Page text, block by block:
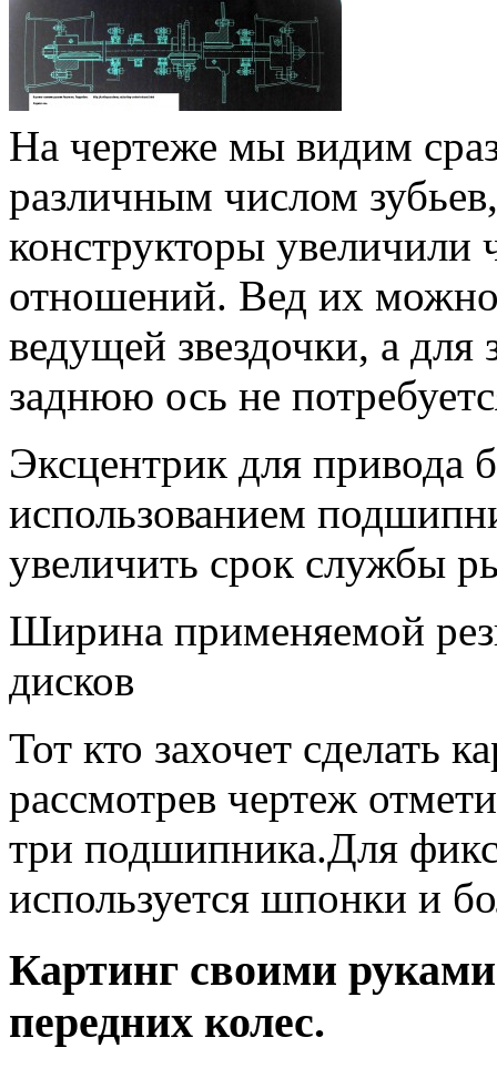
На чертеже мы видим
различным числом
конструкторы увеличили
отношений. Вед их
ведущей звездочки, а
заднюю ось не
Эксцентрик для привода
использованием
увеличить срок службы
Ширина применяемой
дисков
Тот кто захочет сделать
рассмотрев чертеж
три подшипника.Для
используется шпонки и
Картинг своими
передних колес.